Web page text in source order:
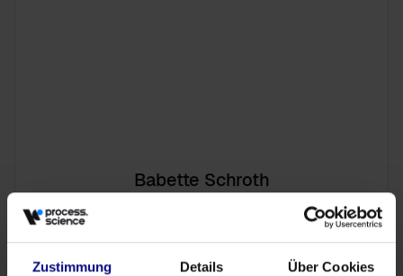
Zustimmung Details Über Cookies
Babette Schroth